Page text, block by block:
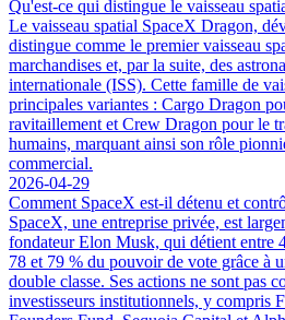
Qu'est-ce qui distingue le vaisseau
Le vaisseau spatial SpaceX Dragon,
distingue comme le premier vaisseau
marchandises et, par la suite, des
internationale (ISS). Cette famille de
principales variantes : Cargo Dragon
ravitaillement et Crew Dragon pour le
humains, marquant ainsi son rôle
commercial.
2026-04-29
Comment SpaceX est-il détenu et
SpaceX, une entreprise privée, est
fondateur Elon Musk, qui détient entre
78 et 79 % du pouvoir de vote grâce à
double classe. Ses actions ne sont pas
investisseurs institutionnels, y compris